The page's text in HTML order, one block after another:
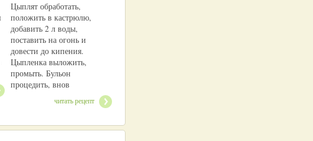
Цыплят обработать,
положить в кастрюлю,
добавить 2 л воды,
поставить на огонь и
довести до кипения.
Цыпленка выложить,
промыть. Бульон
процедить, внов
читать рецепт